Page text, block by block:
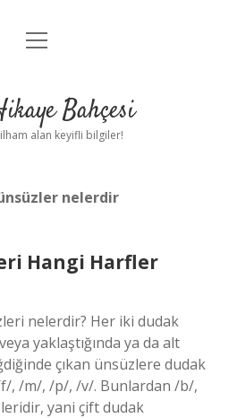
Anasayfa
Yasal Uyarı
menüyü
Bahçesi
alan keyifli bilgiler!
nelerdir
Hangi Harfler
nelerdir? Her iki dudak
yaklaştığında ya da alt
çıkan ünsüzlere dudak
, /m/, /p/, /v/. Bunlardan /b/,
yani çift dudak